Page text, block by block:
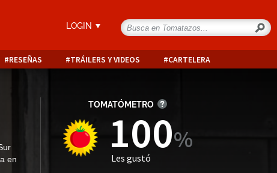
LOGIN
RESEÑAS TRÁILERS Y VIDEOS CARTELERA
en
TOMATÓMETRO
100
Les gustó